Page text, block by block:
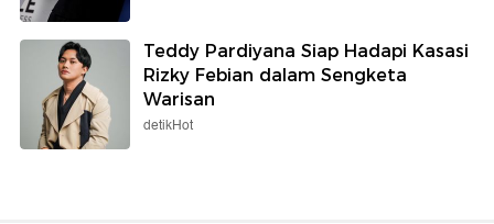
Teddy Pardiyana Siap Hadapi Kasasi
Rizky Febian dalam Sengketa
Warisan
detikHot